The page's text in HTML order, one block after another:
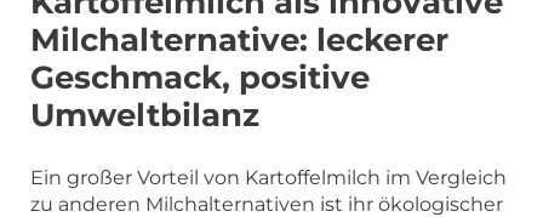
Milchalternative: leckerer
Geschmack, positive
Umweltbilanz
Ein großer Vorteil von Kartoffelmilch im Vergleich
zu anderen Milchalternativen ist ihr ökologischer